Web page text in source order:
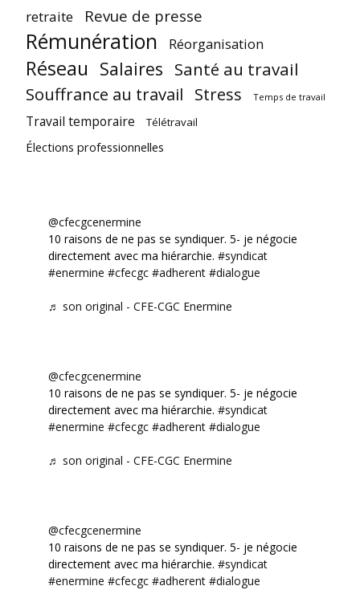
retraite Revue de presse
Rémunération Réorganisation
Réseau Salaires Santé au travail
Souffrance au travail Stress Temps de travail
Travail temporaire Télétravail
Élections professionnelles
@cfecgcenermine
10 raisons de ne pas se syndiquer. 5- je négocie
directement avec ma hiérarchie. #syndicat
#enermine #cfecgc #adherent #dialogue
♬ son original - CFE-CGC Enermine
@cfecgcenermine
10 raisons de ne pas se syndiquer. 5- je négocie
directement avec ma hiérarchie. #syndicat
#enermine #cfecgc #adherent #dialogue
♬ son original - CFE-CGC Enermine
@cfecgcenermine
10 raisons de ne pas se syndiquer. 5- je négocie
directement avec ma hiérarchie. #syndicat
#enermine #cfecgc #adherent #dialogue